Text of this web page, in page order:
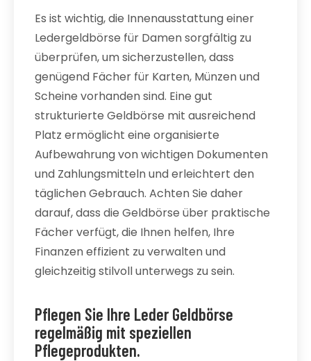
Es ist wichtig, die Innenausstattung einer
Ledergeldbörse für Damen sorgfältig zu
überprüfen, um sicherzustellen, dass
genügend Fächer für Karten, Münzen und
Scheine vorhanden sind. Eine gut
strukturierte Geldbörse mit ausreichend
Platz ermöglicht eine organisierte
Aufbewahrung von wichtigen Dokumenten
und Zahlungsmitteln und erleichtert den
täglichen Gebrauch. Achten Sie daher
darauf, dass die Geldbörse über praktische
Fächer verfügt, die Ihnen helfen, Ihre
Finanzen effizient zu verwalten und
gleichzeitig stilvoll unterwegs zu sein.
Pflegen Sie Ihre Leder Geldbörse
regelmäßig mit speziellen
Pflegeprodukten.